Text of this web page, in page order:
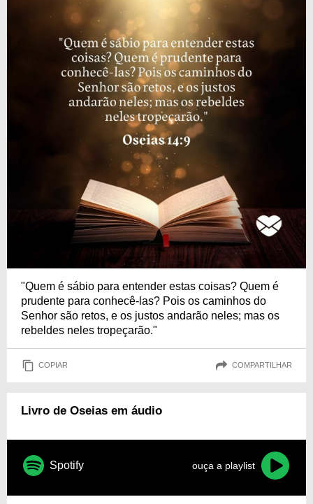
"Quem é sábio para entender estas coisas? Quem é
prudente para conhecê-las? Pois os caminhos do
Senhor são retos, e os justos andarão neles; mas os
rebeldes neles tropeçarão."
COPIAR COMPARTILHAR
Livro de Oseias em áudio
Spotify ouça a playlist